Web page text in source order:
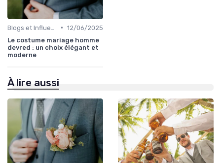
• 12/06/2025
Le costume mariage homme
devred : un choix élégant et
moderne
À lire aussi